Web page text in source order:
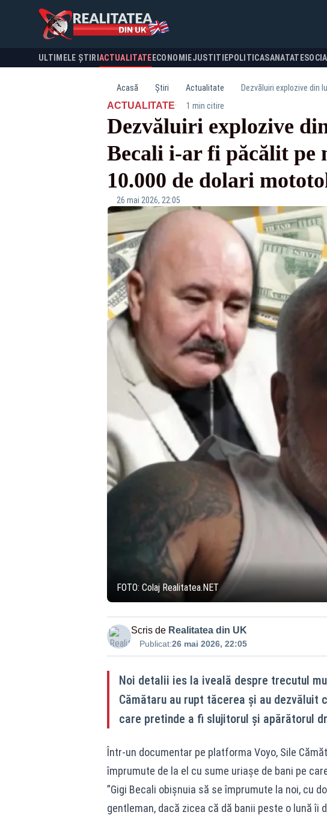
ULTIMELE ȘTIRI ACTUALITATE ECONOMIEJUSTITIEPOLITICASANATATE
Acasă Știri Actualitate
ACTUALITATE· 1 min citire
Dezvăluiri explozive
Becali i-ar fi păcălit pe
10.000 de dolari
26 mai 2026, 22:05
FOTO: Colaj Realitatea.NET
Scris de Realitatea din UK
Publicat:26 mai 2026, 22:05
Noi detalii ies la iveală despre trecutul
Cămătaru au rupt tăcerea și au
care pretinde a fi slujitorul și apărătorul
Într-un documentar pe platforma Voyo, Sile
împrumute de la el cu sume uriașe de bani pe
”Gigi Becali obișnuia să se împrumute la noi, cu
gentleman, dacă zicea că dă banii peste o lună